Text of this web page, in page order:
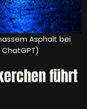
Asphalt bei
führt